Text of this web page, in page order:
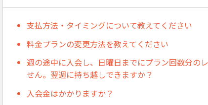
支払方法・タイミングについて教えてください
料金プランの変更方法を教えてください
週の途中に入会し、日曜日までにプラン回数分の
せん。翌週に持ち越しできますか？
入会金はかかりますか？